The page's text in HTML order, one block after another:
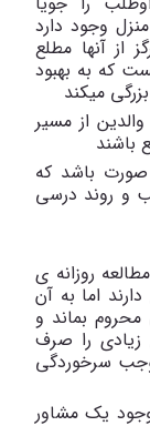
وجود دارد
از آنها مطلع
که به بهبود
میکند
از مسیر
باشند
صورت باشد که
و روند درسی
روزانه ی
اما به آن
محروم بماند و
زیادی را صرف
سرخوردگی
یک مشاور